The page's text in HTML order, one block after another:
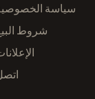
سياسة
شروط